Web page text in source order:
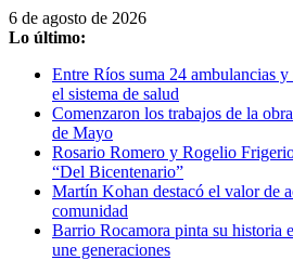
Saltar
al
6 de agosto de 2026
Lo último:
Entre Ríos suma 24 ambulancias
el sistema de salud
Comenzaron los trabajos de la
de Mayo
Rosario Romero y Rogelio
“Del Bicentenario”
Martín Kohan destacó el valor de
comunidad
Barrio Rocamora pinta su historia
une generaciones